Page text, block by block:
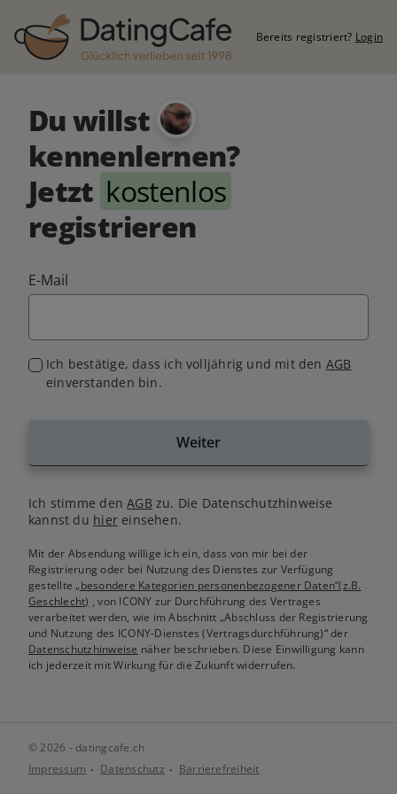
Bereits registriert? Login
Du willst
kennenlernen?
Jetzt kostenlos
registrieren
E-Mail
Ich bestätige, dass ich volljährig und mit den AGB
einverstanden bin.
Weiter
Ich stimme denAGB zu. Die Datenschutzhinweise
kannst du hiereinsehen.
Mit der Absendung willige ich ein, dass von mir bei der
Registrierung oder bei Nutzung des Dienstes zur Verfügung
gestellte„besondere Kategorien personenbezogener Daten“(z.B.
Geschlecht) , von ICONY zur Durchführung des Vertrages
verarbeitet werden, wie im Abschnitt „Abschluss der Registrierung
und Nutzung des ICONY-Dienstes (Vertragsdurchführung)“ der
Datenschutzhinweise näher beschrieben. Diese Einwilligung kann
ich jederzeit mit Wirkung für die Zukunft widerrufen.
© 2026 - datingcafe.ch
Impressum
Datenschutz Barrierefreiheit